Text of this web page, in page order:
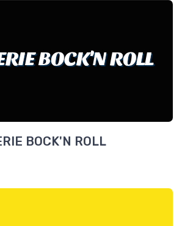
BOCK'N ROLL
BOCK'N ROLL